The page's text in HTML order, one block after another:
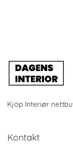
Kjöp Interiør
Kontakt